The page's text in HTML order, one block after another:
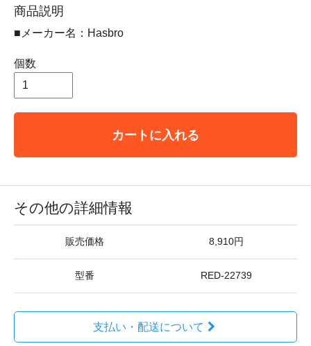
商品説明
■メーカー名：Hasbro
個数
カートに入れる
その他の詳細情報
販売価格 8,910円
型番 RED-22739
支払い・配送について